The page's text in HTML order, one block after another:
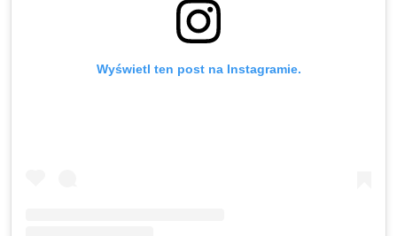
Wyświetl ten post na Instagramie.